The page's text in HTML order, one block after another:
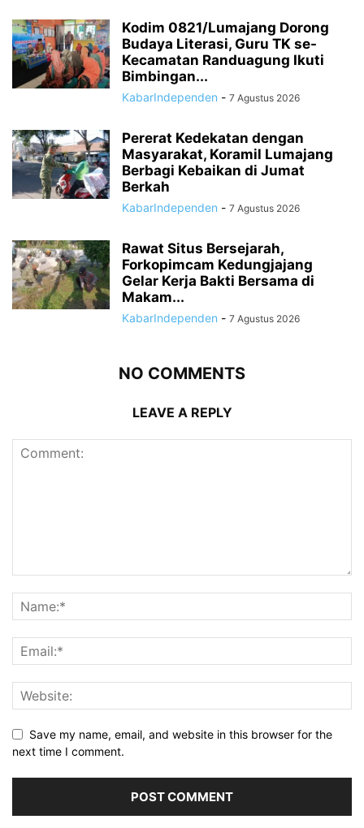
Kodim 0821/Lumajang Dorong
Budaya Literasi, Guru TK se-
Kecamatan Randuagung Ikuti
Bimbingan...
KabarIndependen - 7 Agustus 2026
Pererat Kedekatan dengan
Masyarakat, Koramil Lumajang
Berbagi Kebaikan di Jumat
Berkah
KabarIndependen - 7 Agustus 2026
Rawat Situs Bersejarah,
Forkopimcam Kedungjajang
Gelar Kerja Bakti Bersama di
Makam...
KabarIndependen - 7 Agustus 2026
NO COMMENTS
LEAVE A REPLY
Save my name, email, and website in this browser for the
next time I comment.